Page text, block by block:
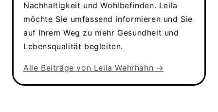
Nachhaltigkeit und Wohlbefinden. Leila
möchte Sie umfassend informieren und Sie
auf Ihrem Weg zu mehr Gesundheit und
Lebensqualität begleiten.
Alle Beiträge von Leila Wehrhahn →